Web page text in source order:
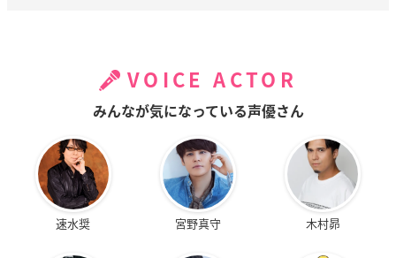
VOICE ACTOR
みんなが気になっている声優さん
速水奨 宮野真守 木村昴